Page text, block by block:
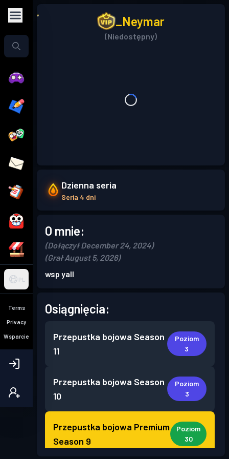
PL
Terms
Privacy
Wsparcie
_Neymar
(Niedostępny)
Dzienna seria
Seria 4 dni
O mnie:
(Dołączył December 24, 2024)
(Grał August 5, 2026)
wsp yall
Osiągnięcia:
Przepustka bojowa Season
11
Poziom
3
Przepustka bojowa Season
10
Poziom
3
Przepustka bojowa Premium
Season 9
Poziom
30